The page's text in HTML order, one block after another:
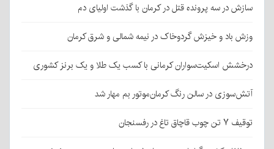
سازش در سه پرونده قتل در کرمان با گذشت اولیای دم
وزش باد و خیزش گردوخاک در نیمه شمالی و شرق کرمان
درخشش اسکیت‌سواران کرمانی با کسب یک طلا و یک برنز کشوری
آتش‌سوزی در سالن رنگ کرمان‌موتور بم مهار شد
توقیف ۷ تن چوب قاچاق تاغ در رفسنجان